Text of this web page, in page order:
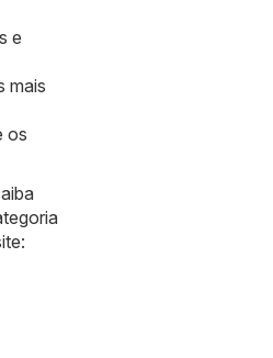
e
mais
os